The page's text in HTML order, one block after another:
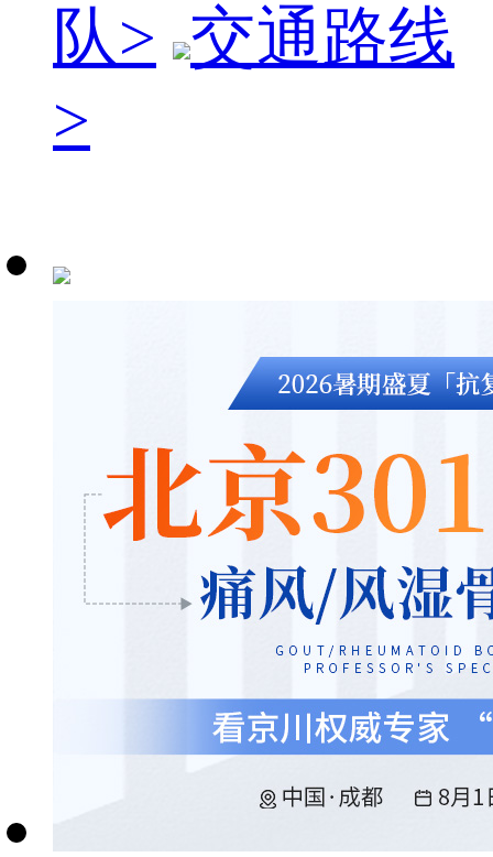
队> 交通路线
>